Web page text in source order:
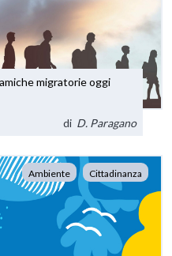
migratorie oggi
di D. Paragano
Ambiente Cittadinanza